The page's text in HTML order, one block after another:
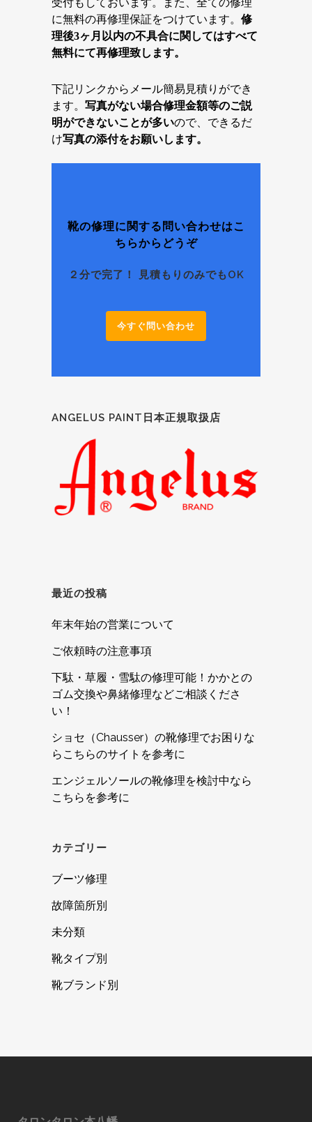
受付もしておいます。また、全ての修理
に無料の再修理保証をつけています。 修
理後3ヶ月以内の不具合に関してはすべて
無料にて再修理致します。
下記リンクからメール簡易見積りができ
ます。 写真がない場合修理金額等のご説
明ができないことが多いので、できるだ
け写真の添付をお願いします。
靴の修理に関する問い合わせはこ
ちらからどうぞ
２分で完了！ 見積もりのみでもOK
今すぐ問い合わせ
ANGELUS PAINT日本正規取扱店
最近の投稿
年末年始の営業について
ご依頼時の注意事項
下駄・草履・雪駄の修理可能！かかとの
ゴム交換や鼻緒修理などご相談くださ
い！
ショセ（Chausser）の靴修理でお困りな
らこちらのサイトを参考に
エンジェルソールの靴修理を検討中なら
こちらを参考に
カテゴリー
ブーツ修理
故障箇所別
未分類
靴タイプ別
靴ブランド別